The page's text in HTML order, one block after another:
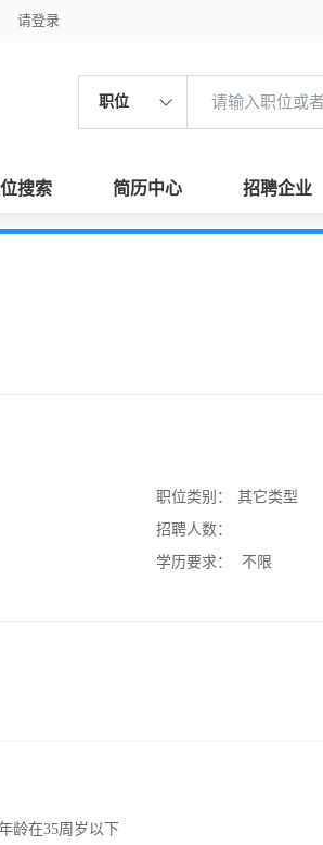
请登录
职位
搜索 简历中心 招聘企业
职位类别：
其它类型
招聘人数：
学历要求：
不限
龄在35周岁以下